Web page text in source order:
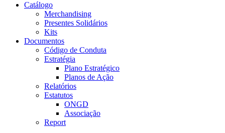
Catálogo
Merchandising
Presentes Solidários
Kits
Documentos
Código de Conduta
Estratégia
Plano Estratégico
Planos de Ação
Relatórios
Estatutos
ONGD
Associação
Report